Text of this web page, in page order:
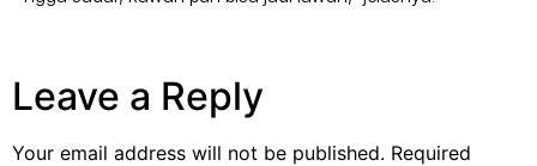
Leave a Reply
Your email address will not be published. Required